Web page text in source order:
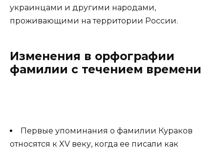
украинцами и другими народами,
проживающими на территории России.
Изменения в орфографии
фамилии с течением времени
Первые упоминания о фамилии Кураков
относятся к XV веку, когда ее писали как